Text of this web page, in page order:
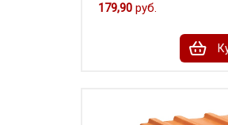
179,90 руб.